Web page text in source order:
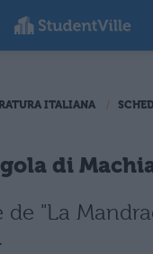
ITALIANA
di
de "La